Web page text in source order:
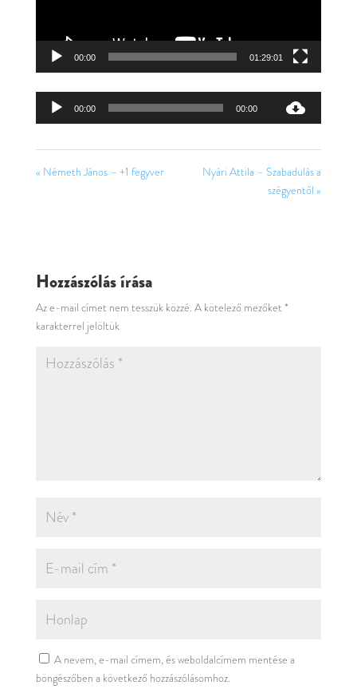
00:00 01:29:01
Audió
00:00 00:00
« Németh János – +1 fegyver
Nyári Attila – Szabadulás a
szégyentől »
Hozzászólás írása
Az e-mail címet nem tesszük közzé. A kötelező mezőket *
karakterrel jelöltük
A nevem, e-mail címem, és weboldalcímem mentése a
böngészőben a következő hozzászólásomhoz.